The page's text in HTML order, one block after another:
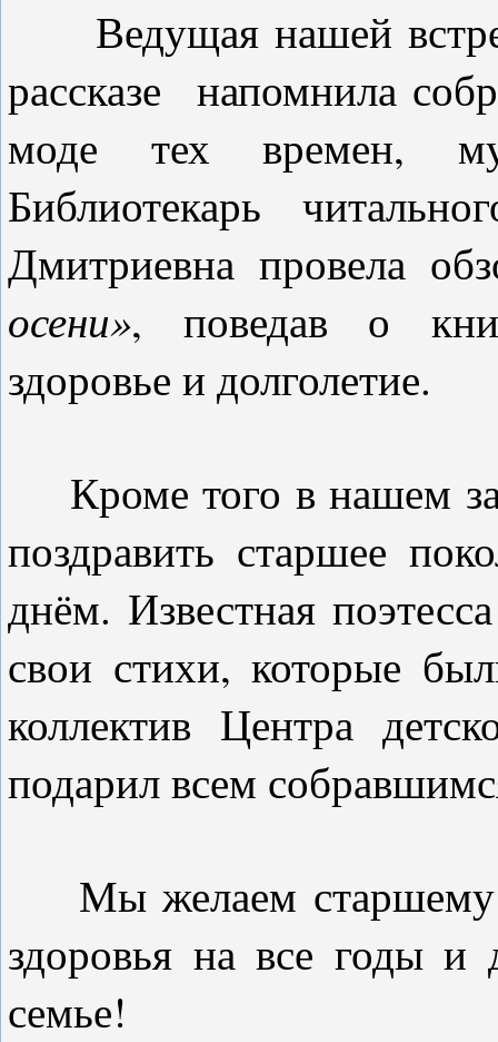
Ведущая нашей
рассказе напомнила
моде тех времен,
Библиотекарь
Дмитриевна провела
осени», поведав о
здоровье и долголетие.
Кроме того в нашем
поздравить старшее
днём. Известная
свои стихи, которые
коллектив Центра
подарил всем
Мы желаем старшему
здоровья на все годы и
семье!